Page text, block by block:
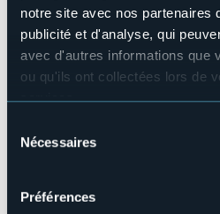
notre site avec nos partenaires
publicité et d'analyse, qui
avec d'autres informations que
ou qu'ils ont collectées lors de
services.
manière de les gérer et de les
Nécessaires
Préférences
Nombres de lits
6
E-mail
info@villaggiodeicrodini.it
Site Internet
Téléphone
Codice CIR
103026-CIM-00005